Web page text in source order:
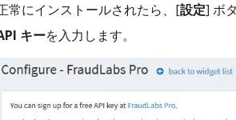
常にインストールされたら、[設定] ボ
キーを入力します。